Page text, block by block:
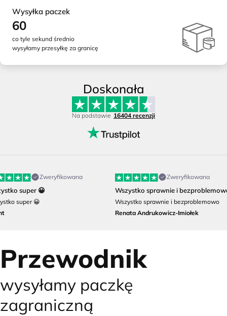
Wysyłka paczek
60
co tyle sekund średnio
wysyłamy przesyłkę za granicę
Doskonała
Na podstawie 16404 recenzji
Zweryfikowana
super 😀
super 😀
Zweryfikowana
Wszystko sprawnie i
Wszystko sprawnie i bezproblemowo
Renata Andrukowicz-Imiołek
Przewodnik
wysyłamy paczkę
zagraniczną